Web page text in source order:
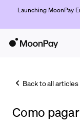
Launching MoonPay
Back to all articles
Como